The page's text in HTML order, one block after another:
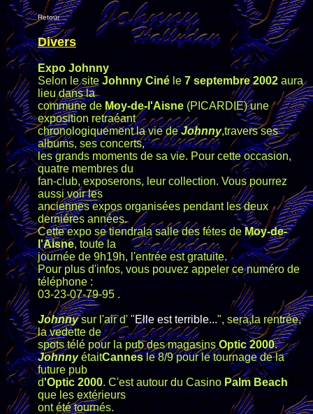
Retour
Divers
Expo Johnny
Selon le siteJohnny Cinéle7 septembre 2002aura
lieu dans la
commune deMoy-de-l'Aisne(PICARDIE) une
exposition retraéant
chronologiquement la vie deJohnny,travers ses
albums, ses concerts,
les grands moments de sa vie. Pour cette occasion,
quatre membres du
fan-club, exposerons, leur collection. Vous pourrez
aussi voir les
anciennes expos organisées pendant les deux
derniéres années.
Cette expo se tiendrala salle des fétes deMoy-de-
l'Aisne, toute la
journée de 9h19h, l'entrée est gratuite.
Pour plus d'infos, vous pouvez appeler ce numéro de
téléphone :
03-23-07-79-95 .
Johnnysur l'air d' "Elle est terrible...", sera,la rentrée,
la vedette de
spots télé pour la pub des magasinsOptic 2000.
JohnnyétaitCannesle 8/9 pour le tournage de la
future pub
d'Optic 2000. C'est autour du CasinoPalm Beach
que les extérieurs
ont été tournés.